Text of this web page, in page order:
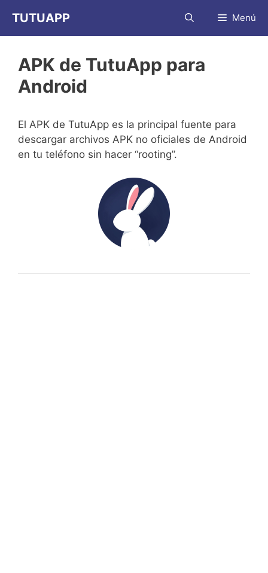
contenido
TUTUAPP Menú
APK de TutuApp para
Android
El APK de TutuApp es la principal fuente para
descargar archivos APK no oficiales de Android
en tu teléfono sin hacer “rooting”.